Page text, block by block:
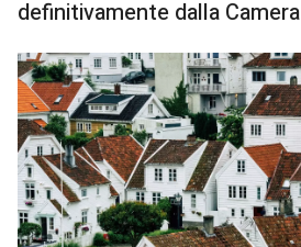
definitivamente dalla Camera